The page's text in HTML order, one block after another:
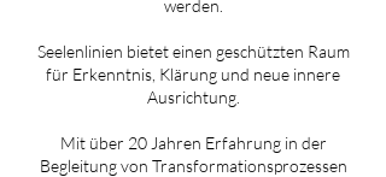
werden.
Seelenlinien bietet einen geschützten Raum
für Erkenntnis, Klärung und neue innere
Ausrichtung.
Mit über 20 Jahren Erfahrung in der
Begleitung von Transformationsprozessen